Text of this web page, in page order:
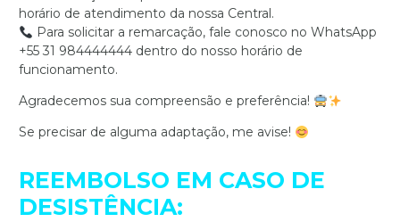
horário de atendimento da nossa Central.
Para solicitar a remarcação, fale conosco no WhatsApp
+55 31 984444444 dentro do nosso horário de
funcionamento.
Agradecemos sua compreensão e preferência!
Se precisar de alguma adaptação, me avise!
REEMBOLSO EM CASO DE
DESISTÊNCIA: